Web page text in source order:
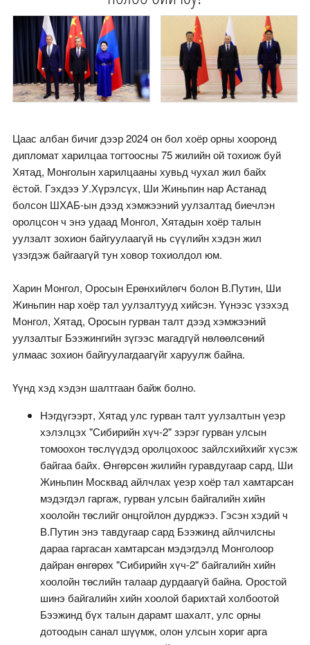
Цаас албан бичиг дээр 2024 он бол хоёр орны хооронд
дипломат харилцаа тогтоосны 75 жилийн ой тохиож буй
Хятад, Монголын харилцааны хувьд чухал жил байх
ёстой. Гэхдээ У.Хүрэлсүх, Ши Жиньпин нар Астанад
болсон ШХАБ-ын дээд хэмжээний уулзалтад биечлэн
оролцсон ч энэ удаад Монгол, Хятадын хоёр талын
уулзалт зохион байгуулаагүй нь сүүлийн хэдэн жил
үзэгдэж байгаагүй тун ховор тохиолдол юм.
Харин Монгол, Оросын Ерөнхийлөгч болон В.Путин, Ши
Жиньпин нар хоёр тал уулзалтууд хийсэн. Үүнээс үзэхэд
Монгол, Хятад, Оросын гурван талт дээд хэмжээний
уулзалтыг Бээжингийн зүгээс магадгүй нөлөөлсөний
улмаас зохион байгуулагдаагүйг харуулж байна.
Үүнд хэд хэдэн шалтгаан байж болно.
Нэгдүгээрт, Хятад улс гурван талт уулзалтын үеэр
хэлэлцэх "Сибирийн хүч-2" зэрэг гурван улсын
томоохон төслүүдэд оролцохоос зайлсхийхийг хүсэж
байгаа байх. Өнгөрсөн жилийн гуравдугаар сард, Ши
Жиньпин Москвад айлчлах үеэр хоёр тал хамтарсан
мэдэгдэл гаргаж, гурван улсын байгалийн хийн
хоолойн төслийг онцгойлон дурджээ. Гэсэн хэдий ч
В.Путин энэ тавдугаар сард Бээжинд айлчилсны
дараа гаргасан хамтарсан мэдэгдэлд Монголоор
дайран өнгөрөх "Сибирийн хүч-2" байгалийн хийн
хоолойн төслийн талаар дурдаагүй байна. Оростой
шинэ байгалийн хийн хоолой барихтай холбоотой
Бээжинд бүх талын дарамт шахалт, улс орны
дотоодын санал шүүмж, олон улсын хориг арга